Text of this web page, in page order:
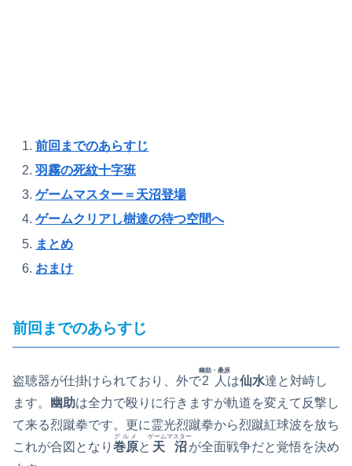
前回までのあらすじ
羽霧の死紋十字班
ゲームマスター＝天沼登場
ゲームクリアし樹達の待つ空間へ
まとめ
おまけ
前回までのあらすじ
盗聴器が仕掛けられており、外で2人
幽助・桑原
は仙水達と対峙し
ます。
幽助は全力で殴りに行きますが軌道を変えて反撃し
て来る烈蹴拳です。更に霊光烈蹴拳から烈蹴紅球波を放ち
これが合図となり 巻原
グルメ
と 天沼
ゲームマスター
が全面戦争だと覚悟を決め